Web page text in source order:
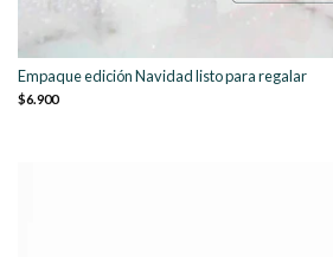
Empaque edición Navidad listo para regalar
$6.900